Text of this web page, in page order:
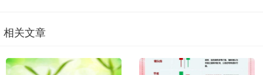
相关文章